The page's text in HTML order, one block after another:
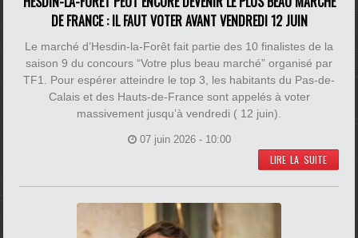
DE FRANCE : IL FAUT VOTER AVANT VENDREDI 12 JUIN
Le marché d’Hesdin-la-Forêt fait partie des 10 finalistes de la
saison 9 du concours “Votre plus beau marché” organisé par
TF1. Pour espérer atteindre le top 3, les habitants du Pas-de-
Calais et des Hauts-de-France sont appelés à voter
massivement jusqu’à vendredi ( 12 juin).
07 juin 2026 - 10:00
LIRE LA SUITE